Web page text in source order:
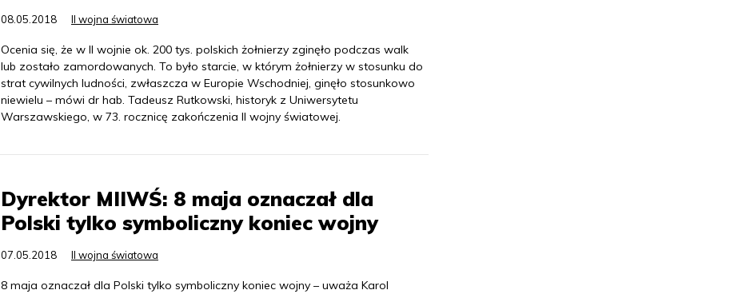
08.05.2018 II wojna światowa
Ocenia się, że w II wojnie ok. 200 tys. polskich żołnierzy zginęło podczas walk
lub zostało zamordowanych. To było starcie, w którym żołnierzy w stosunku do
strat cywilnych ludności, zwłaszcza w Europie Wschodniej, ginęło stosunkowo
niewielu – mówi dr hab. Tadeusz Rutkowski, historyk z Uniwersytetu
Warszawskiego, w 73. rocznicę zakończenia II wojny światowej.
Dyrektor MIIWŚ: 8 maja oznaczał dla
Polski tylko symboliczny koniec wojny
07.05.2018 II wojna światowa
8 maja oznaczał dla Polski tylko symboliczny koniec wojny – uważa Karol